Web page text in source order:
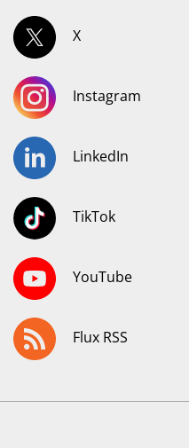
X
Instagram
LinkedIn
TikTok
YouTube
Flux RSS